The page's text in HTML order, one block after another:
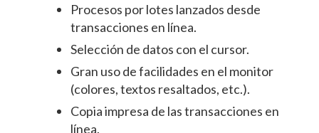
Procesos por lotes lanzados desde
transacciones en línea.
Selección de datos con el cursor.
Gran uso de facilidades en el monitor
(colores, textos resaltados, etc.).
Copia impresa de las transacciones en
línea.